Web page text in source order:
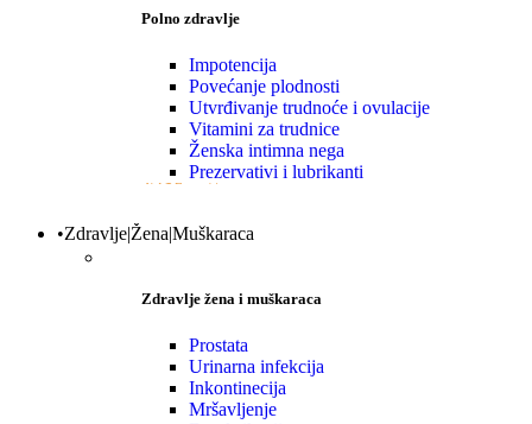
Polno zdravlje
Impotencija
Povećanje plodnosti
Utvrđivanje trudnoće i ovulacije
Vitamini za trudnice
Ženska intimna nega
Prezervativi i lubrikanti
VIŠE
•Zdravlje|Žena|Muškaraca
Zdravlje žena i muškaraca
Prostata
Urinarna infekcija
Inkontinecija
Mršavljenje